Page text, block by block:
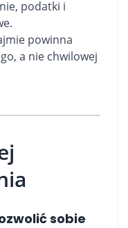
podatki i
powinna
a nie chwilowej
sobie